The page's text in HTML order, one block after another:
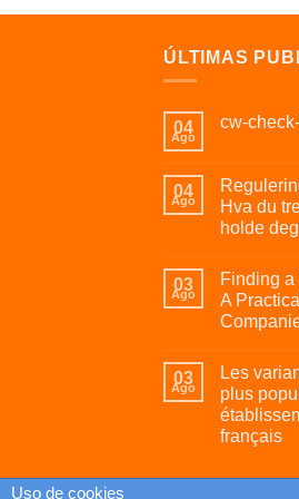
Uso de cookies
ÚLTIMAS
04
Ago
cw-
04
Ago
Hva du
holde
03
Ago
Finding a
A
03
Ago
Les
plus
français
Uso de cookies